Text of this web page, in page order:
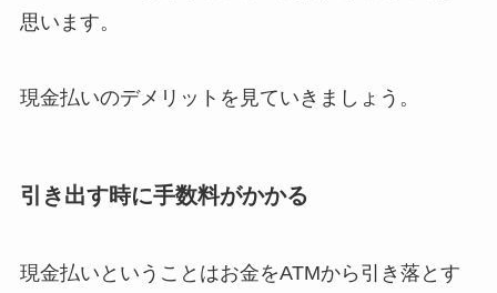
思います。
現金払いのデメリットを見ていきましょう。
引き出す時に手数料がかかる
現金払いということはお金をATMから引き落とす